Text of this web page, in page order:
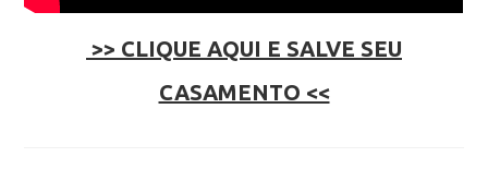
>> CLIQUE AQUI E SALVE SEU
CASAMENTO <<